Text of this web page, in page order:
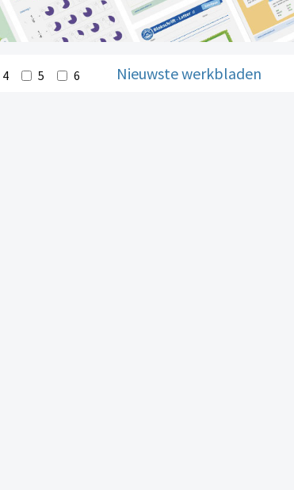
4 5 6 Nieuwste werkbladen